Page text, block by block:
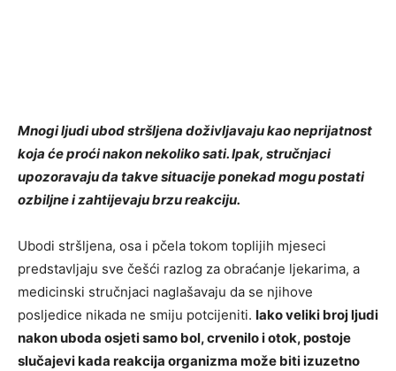
Mnogi ljudi ubod stršljena doživljavaju kao neprijatnost
koja će proći nakon nekoliko sati. Ipak, stručnjaci
upozoravaju da takve situacije ponekad mogu postati
ozbiljne i zahtijevaju brzu reakciju.
Ubodi stršljena, osa i pčela tokom toplijih mjeseci
predstavljaju sve češći razlog za obraćanje ljekarima, a
medicinski stručnjaci naglašavaju da se njihove
posljedice nikada ne smiju potcijeniti. Iako veliki broj ljudi
nakon uboda osjeti samo bol, crvenilo i otok, postoje
slučajevi kada reakcija organizma može biti izuzetno